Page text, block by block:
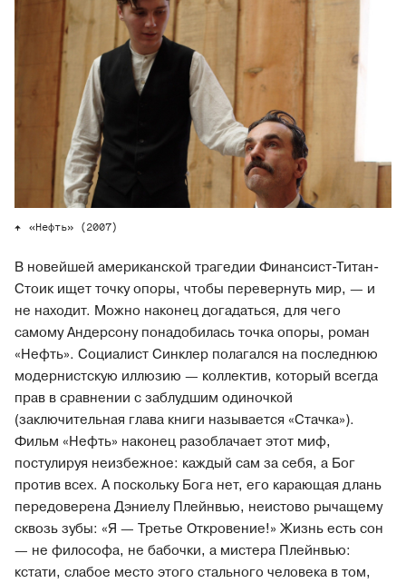
«Нефть» (2007)
В новейшей американской трагедии Финансист-Титан-
Стоик ищет точку опоры, чтобы перевернуть мир, — и
не находит. Можно наконец догадаться, для чего
самому Андерсону понадобилась точка опоры, роман
«Нефть». Социалист Синклер полагался на последнюю
модернистскую иллюзию — коллектив, который всегда
прав в сравнении с заблудшим одиночкой
(заключительная глава книги называется «Стачка»).
Фильм «Нефть» наконец разоблачает этот миф,
постулируя неизбежное: каждый сам за себя, а Бог
против всех. А поскольку Бога нет, его карающая длань
передоверена Дэниелу Плейнвью, неистово рычащему
сквозь зубы: «Я — Третье Откровение!» Жизнь есть сон
— не философа, не бабочки, а мистера Плейнвью:
кстати, слабое место этого стального человека в том,